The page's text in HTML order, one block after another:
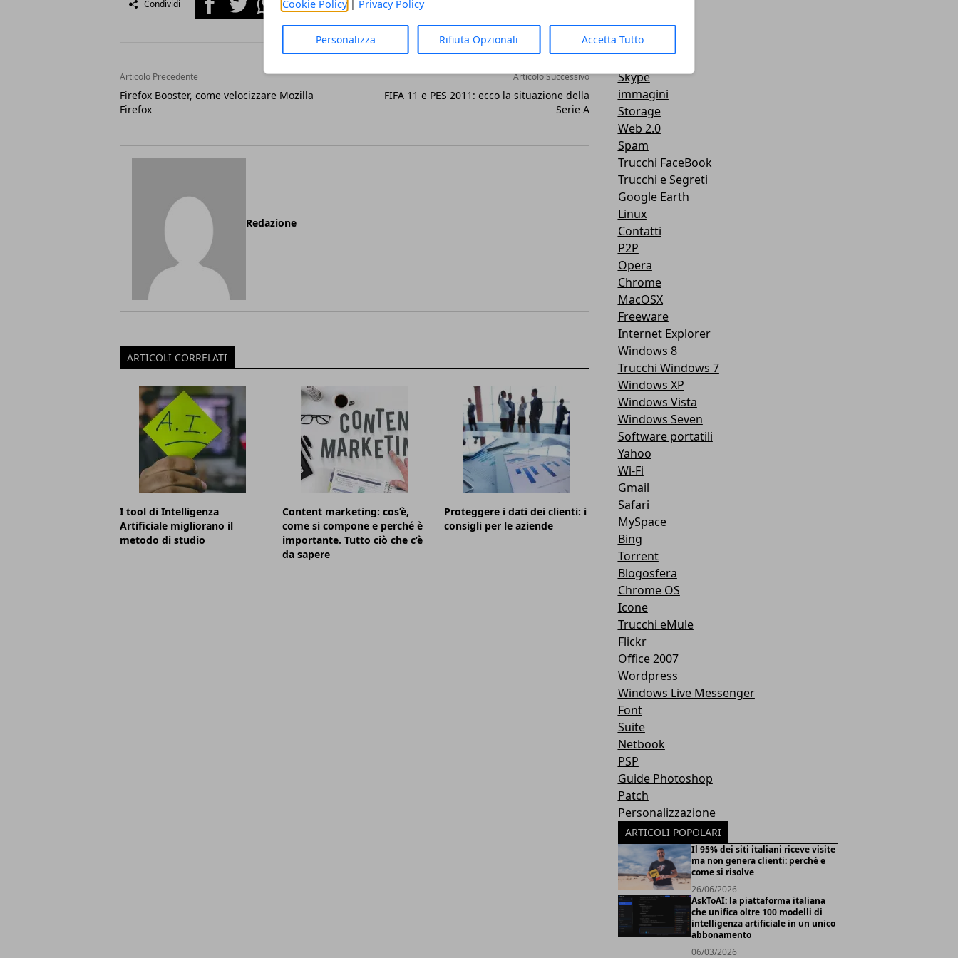
Cookie Policy| Privacy Policy
Personalizza Rifiuta Opzionali Accetta Tutto
Condividi
Articolo Precedente
Firefox Booster, come velocizzare Mozilla
Firefox
Articolo Successivo
FIFA 11 e PES 2011: ecco la situazione della
Serie A
Redazione
ARTICOLI CORRELATI
I tool di Intelligenza
Artificiale migliorano il
metodo di studio
Content marketing: cos’è,
come si compone e perché è
importante. Tutto ciò che c’è
da sapere
Proteggere i dati dei clienti: i
consigli per le aziende
3D
Messenger
Skype
immagini
Storage
Web 2.0
Spam
Trucchi FaceBook
Trucchi e Segreti
Google Earth
Linux
Contatti
P2P
Opera
Chrome
MacOSX
Freeware
Internet Explorer
Windows 8
Trucchi Windows 7
Windows XP
Windows Vista
Windows Seven
Software portatili
Yahoo
Wi-Fi
Gmail
Safari
MySpace
Bing
Torrent
Blogosfera
Chrome OS
Icone
Trucchi eMule
Flickr
Office 2007
Wordpress
Windows Live Messenger
Font
Suite
Netbook
PSP
Guide Photoshop
Patch
Personalizzazione
ARTICOLI POPOLARI
Il 95% dei siti italiani riceve visite
ma non genera clienti: perché e
come si risolve
26/06/2026
AskToAI: la piattaforma italiana
che unifica oltre 100 modelli di
intelligenza artificiale in un unico
abbonamento
06/03/2026